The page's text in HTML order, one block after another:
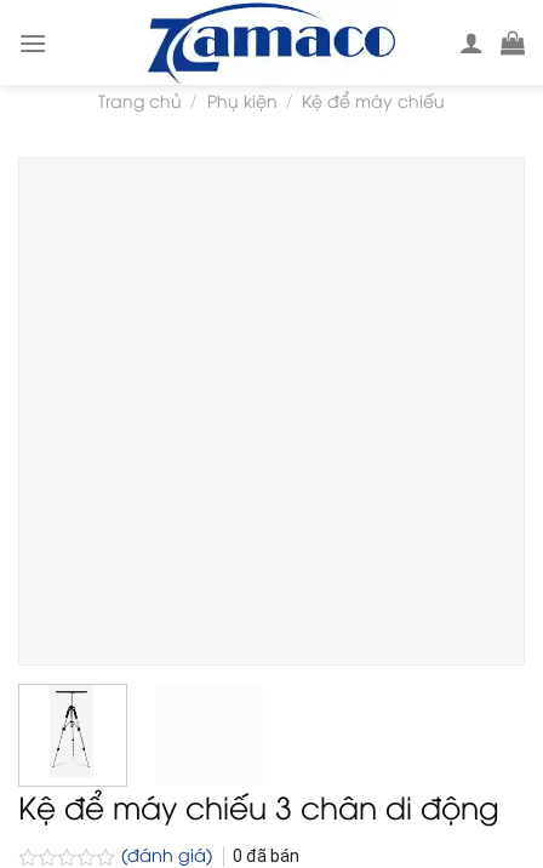
Trang chủ / Phụ kiện / Kệ để máy chiếu
Kệ để máy chiếu 3 chân di động
(đánh giá) 0 đã bán